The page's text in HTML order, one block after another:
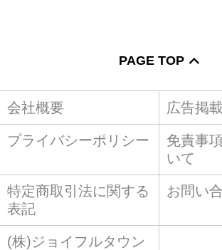
PAGE TOP
会社概要 広告掲
プライバシーポリシー
免責事
いて
特定商取引法に関する
表記
お問い
(株)ジョイフルタウン